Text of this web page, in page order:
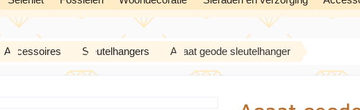
Accessoires Sleutelhangers Agaat geode sleutelhanger